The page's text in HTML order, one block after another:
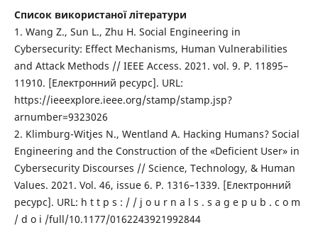
Список використаної літератури
1. Wang Z., Sun L., Zhu H. Social Engineering in
Cybersecurity: Effect Mechanisms, Human Vulnerabilities
and Attack Methods // IEEE Access. 2021. vol. 9. P. 11895–
11910. [Електронний ресурс]. URL:
https://ieeexplore.ieee.org/stamp/stamp.jsp?
arnumber=9323026
2. Klimburg-Witjes N., Wentland A. Hacking Humans? Social
Engineering and the Construction of the «Deficient User» in
Cybersecurity Discourses // Science, Technology, & Human
Values. 2021. Vol. 46, issue 6. P. 1316–1339. [Електронний
ресурс]. URL: h t t p s : / / j o u r n a l s . s a g e p u b . c o m
/ d o i /full/10.1177/0162243921992844